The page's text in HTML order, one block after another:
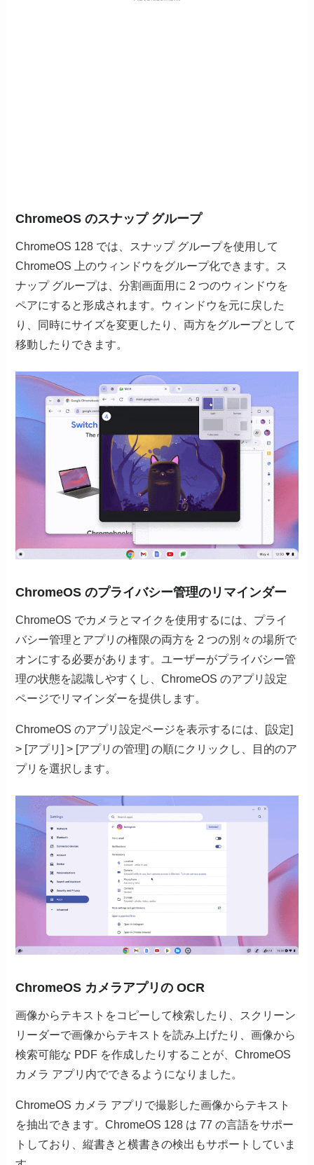
ChromeOS のスナップ グループ
ChromeOS 128 では、スナップ グループを使用して
ChromeOS 上のウィンドウをグループ化できます。ス
ナップ グループは、分割画面用に 2 つのウィンドウを
ペアにすると形成されます。ウィンドウを元に戻した
り、同時にサイズを変更したり、両方をグループとして
移動したりできます。
ChromeOS のプライバシー管理のリマインダー
ChromeOS でカメラとマイクを使用するには、プライ
バシー管理とアプリの権限の両方を 2 つの別々の場所で
オンにする必要があります。ユーザーがプライバシー管
理の状態を認識しやすくし、ChromeOS のアプリ設定
ページでリマインダーを提供します。
ChromeOS のアプリ設定ページを表示するには、[設定]
> [アプリ] > [アプリの管理] の順にクリックし、目的のア
プリを選択します。
ChromeOS カメラアプリの OCR
画像からテキストをコピーして検索したり、スクリーン
リーダーで画像からテキストを読み上げたり、画像から
検索可能な PDF を作成したりすることが、ChromeOS
カメラ アプリ内でできるようになりました。
ChromeOS カメラ アプリで撮影した画像からテキスト
を抽出できます。ChromeOS 128 は 77 の言語をサポー
トしており、縦書きと横書きの検出もサポートしていま